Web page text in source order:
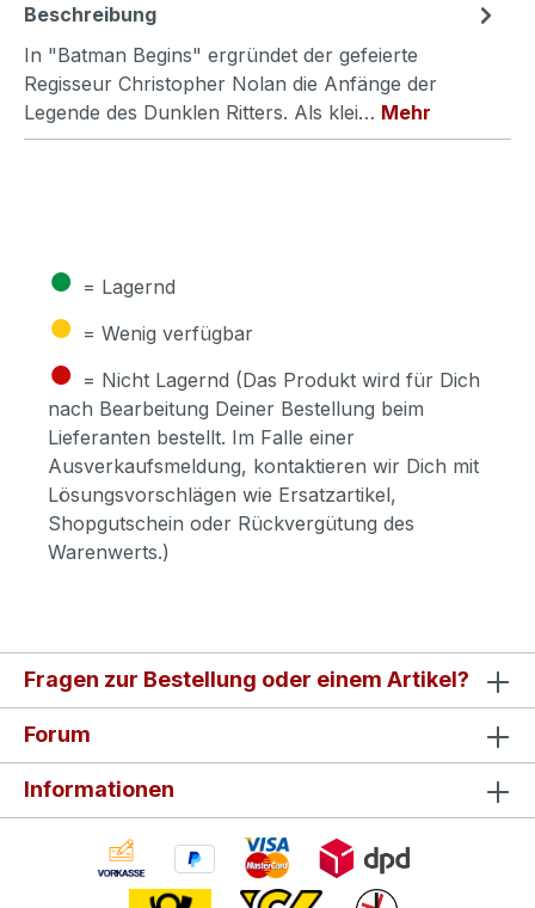
Beschreibung
In "Batman Begins" ergründet der gefeierte
Regisseur Christopher Nolan die Anfänge der
Legende des Dunklen Ritters. Als klei… Mehr
● = Lagernd
● = Wenig verfügbar
● = Nicht Lagernd (Das Produkt wird für Dich
nach Bearbeitung Deiner Bestellung beim
Lieferanten bestellt. Im Falle einer
Ausverkaufsmeldung, kontaktieren wir Dich mit
Lösungsvorschlägen wie Ersatzartikel,
Shopgutschein oder Rückvergütung des
Warenwerts.)
Fragen zur Bestellung oder einem Artikel?
Forum
Informationen